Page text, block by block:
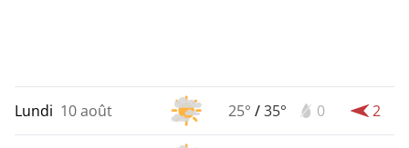
Lundi 10 août 25° /35° 0 2